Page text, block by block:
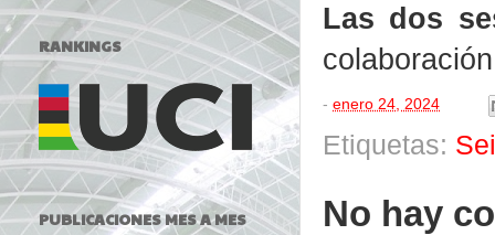
Las dos
- enero 24, 2024
Etiquetas:
No hay
RANKINGS
PUBLICACIONES MES A MES